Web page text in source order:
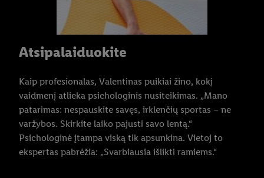
Atsipalaiduokite
Kaip profesionalas, Valentinas puikiai žino, kokį
vaidmenį atlieka psichologinis nusiteikimas. „Mano
patarimas: nespauskite savęs, irklenčių sportas – ne
varžybos. Skirkite laiko pajusti savo lentą.“
Psichologinė įtampa viską tik apsunkina. Vietoj to
ekspertas pabrėžia: „Svarbiausia išlikti ramiems.“